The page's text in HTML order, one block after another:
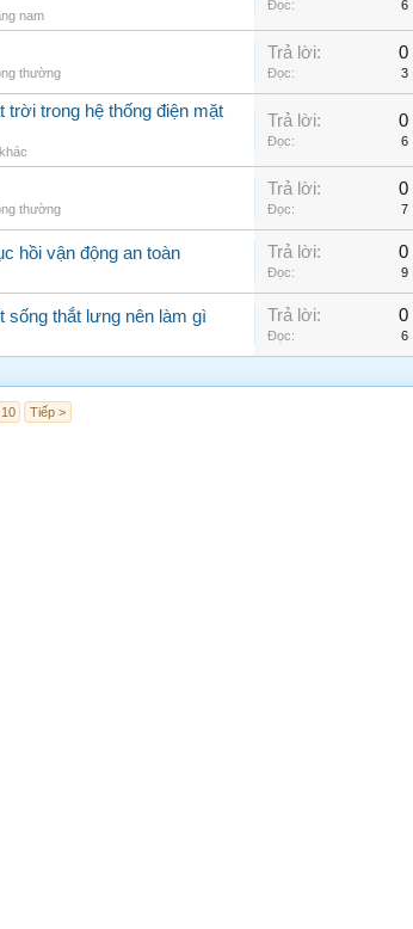
nam
Đọc: 6
thường
Trả lời: 0
Đọc: 3
trời trong hệ thống điện mặt
Trả lời: 0
Đọc: 6
thường
Trả lời: 0
Đọc: 7
hồi vận động an toàn Trả lời: 0
Đọc: 9
sống thắt lưng nên làm gì Trả lời: 0
Đọc: 6
10 Tiếp >